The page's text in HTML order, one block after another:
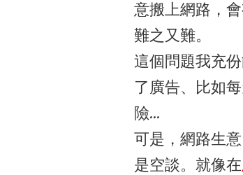
意搬上網路，
難之又難。
這個問題我充
了廣告、比如
險…
可是，網路生
是空談。就像在